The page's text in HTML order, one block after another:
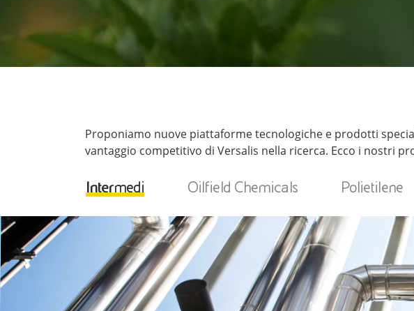
Proponiamo nuove piattaforme tecnologiche e prodotti
vantaggio competitivo di Versalis nella ricerca. Ecco i nostri
Intermedi Oilfield Chemicals Polietilene